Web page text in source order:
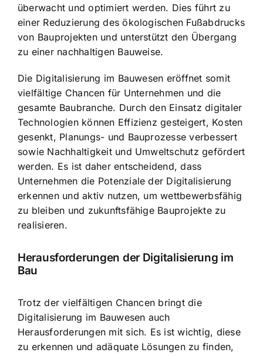
überwacht und optimiert werden. Dies führt zu
einer Reduzierung des ökologischen Fußabdrucks
von Bauprojekten und unterstützt den Übergang
zu einer nachhaltigen Bauweise.
Die Digitalisierung im Bauwesen eröffnet somit
vielfältige Chancen für Unternehmen und die
gesamte Baubranche. Durch den Einsatz digitaler
Technologien können Effizienz gesteigert, Kosten
gesenkt, Planungs- und Bauprozesse verbessert
sowie Nachhaltigkeit und Umweltschutz gefördert
werden. Es ist daher entscheidend, dass
Unternehmen die Potenziale der Digitalisierung
erkennen und aktiv nutzen, um wettbewerbsfähig
zu bleiben und zukunftsfähige Bauprojekte zu
realisieren.
Herausforderungen der Digitalisierung im
Bau
Trotz der vielfältigen Chancen bringt die
Digitalisierung im Bauwesen auch
Herausforderungen mit sich. Es ist wichtig, diese
zu erkennen und adäquate Lösungen zu finden,